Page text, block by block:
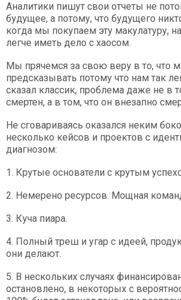
Аналитики пишут свои отчеты не
будущее, а потому, что будущего
когда мы покупаем эту макулатуру,
легче иметь дело с хаосом.
Мы прячемся за свою веру в то, что
предсказывать потому что нам так
сказал классик, проблема даже не в
смертен, а в том, что он внезапно
Не сговариваясь оказался неким
несколько кейсов и проектов с
диагнозом:
1. Крутые основатели с крутым
2. Немерено ресурсов. Мощная
3. Куча пиара.
4. Полный треш и угар с идеей,
они делают.
5. В нескольких случаях
остановлено, в некоторых с